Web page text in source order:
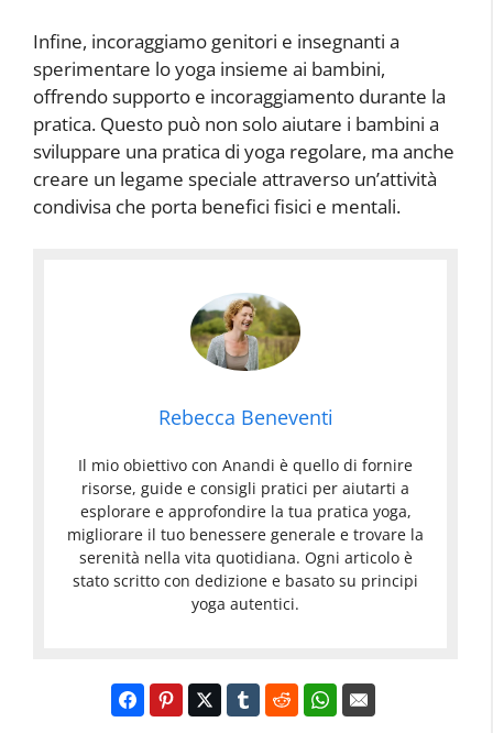
Infine, incoraggiamo genitori e insegnanti a
sperimentare lo yoga insieme ai bambini,
offrendo supporto e incoraggiamento durante la
pratica. Questo può non solo aiutare i bambini a
sviluppare una pratica di yoga regolare, ma anche
creare un legame speciale attraverso un’attività
condivisa che porta benefici fisici e mentali.
Rebecca Beneventi
Il mio obiettivo con Anandi è quello di fornire
risorse, guide e consigli pratici per aiutarti a
esplorare e approfondire la tua pratica yoga,
migliorare il tuo benessere generale e trovare la
serenità nella vita quotidiana. Ogni articolo è
stato scritto con dedizione e basato su principi
yoga autentici.